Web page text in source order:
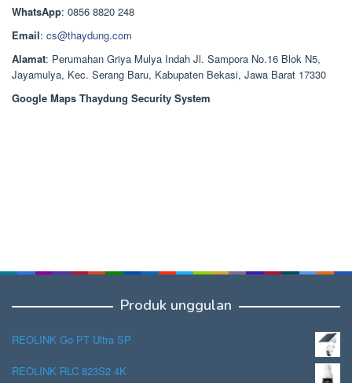
Rp1.378.000.
WhatsApp: 0856 8820 248
Email: cs@thaydung.com
Alamat: Perumahan Griya Mulya Indah Jl. Sampora No.16 Blok N5,
Jayamulya, Kec. Serang Baru, Kabupaten Bekasi, Jawa Barat 17330
Google Maps Thaydung Security System
Produk unggulan
REOLINK Go PT Ultra SP
REOLINK RLC 823S2 4K